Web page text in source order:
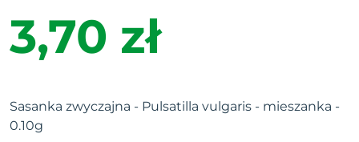
3,70 zł
Sasanka zwyczajna - Pulsatilla vulgaris - mieszanka -
0.10g